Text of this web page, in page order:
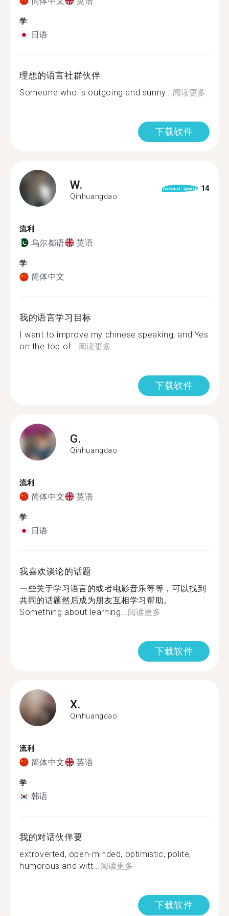
学
日语
理想的语言社群伙伴
Someone who is outgoing and sunny...阅读更多
下载软件
W.
Qinhuangdao
format_quote 14
流利
乌尔都语 英语
学
简体中文
我的语言学习目标
I want to improve my chinese speaking, and Yes
on the top of...阅读更多
下载软件
G.
Qinhuangdao
流利
简体中文 英语
学
日语
我喜欢谈论的话题
一些关于学习语言的或者电影音乐等等，可以找到
共同的话题然后成为朋友互相学习帮助。
Something about learning...阅读更多
下载软件
X.
Qinhuangdao
流利
简体中文 英语
学
韩语
我的对话伙伴要
extroverted, open-minded, optimistic, polite,
humorous and witt...阅读更多
下载软件